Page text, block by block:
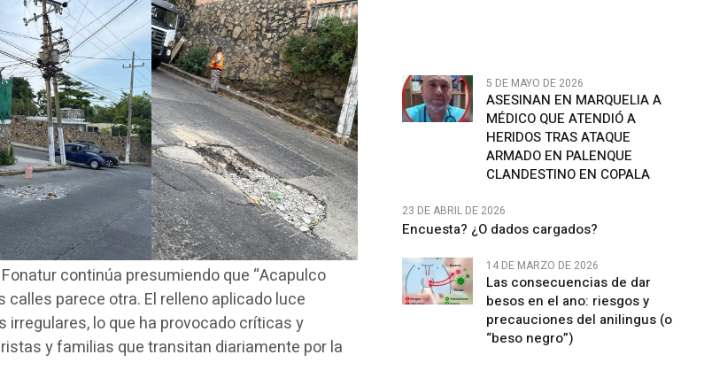
continúa presumiendo que “Acapulco
calles parece otra. El relleno aplicado luce
lo que ha provocado críticas y
y familias que transitan diariamente por la
5 DE MAYO DE 2026
ASESINAN EN MARQUELIA A
MÉDICO QUE ATENDIÓ A
HERIDOS TRAS ATAQUE
ARMADO EN PALENQUE
CLANDESTINO EN COPALA
23 DE ABRIL DE 2026
Encuesta? ¿O dados cargados?
14 DE MARZO DE 2026
Las consecuencias de dar
besos en el ano: riesgos y
precauciones del anilingus (o
“beso negro”)